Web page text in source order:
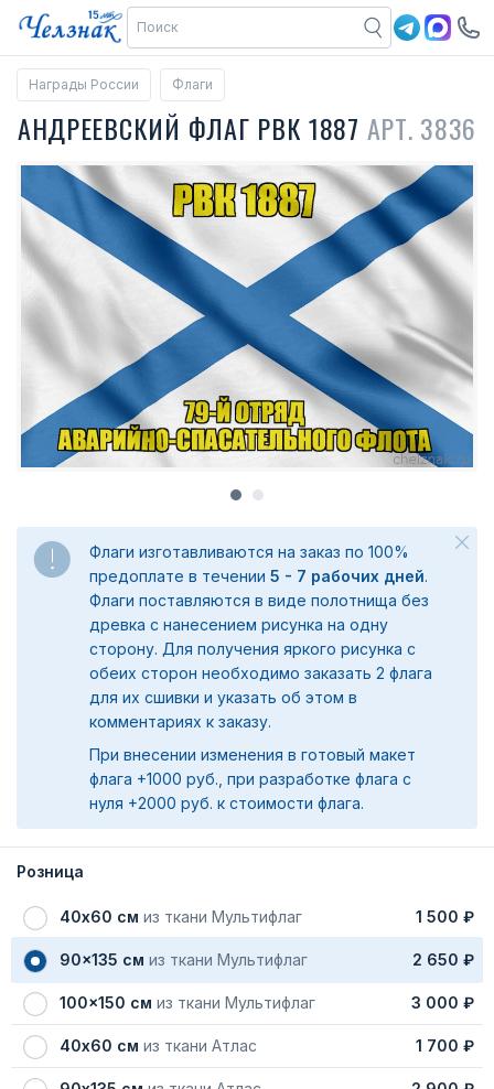
Награды России Флаги
АНДРЕЕВСКИЙ ФЛАГ РВК 1887 АРТ. 3836
Флаги изготавливаются на заказ по 100%
предоплате в течении 5 - 7 рабочих дней.
Флаги поставляются в виде полотнища без
древка с нанесением рисунка на одну
сторону. Для получения яркого рисунка с
обеих сторон необходимо заказать 2 флага
для их сшивки и указать об этом в
комментариях к заказу.
При внесении изменения в готовый макет
флага +1000 руб., при разработке флага с
нуля +2000 руб. к стоимости флага.
Розница
40х60 см из ткани Мультифлаг 1 500 ₽
90x135 см из ткани Мультифлаг 2 650 ₽
100x150 см из ткани Мультифлаг 3 000 ₽
40х60 см из ткани Атлас 1 700 ₽